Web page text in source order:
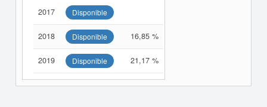
2017 Disponible
2018 Disponible 16,85 %
2019 Disponible 21,17 %